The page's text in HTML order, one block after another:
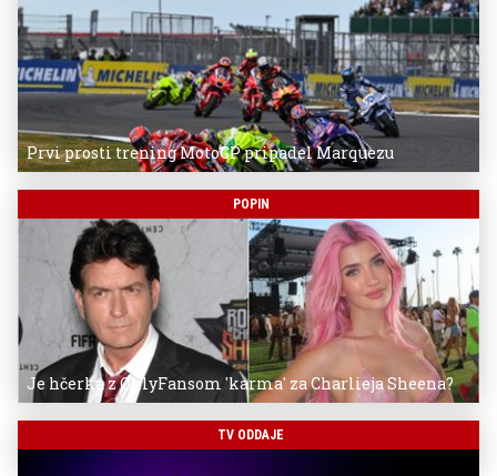
Prvi prosti trening MotoGP pripadel Marquezu
POPIN
Je hčerka z OnlyFansom 'karma' za Charlieja Sheena?
TV ODDAJE